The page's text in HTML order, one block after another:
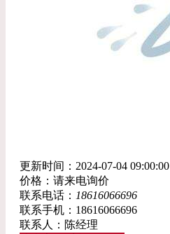
更新时间：2024-07-04 09:00:00
价格：请来电询价
联系电话： 18616066696
联系手机：18616066696
联系人：陈经理